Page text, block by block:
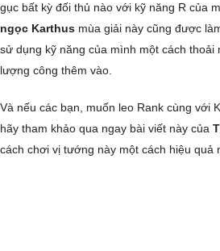
gục bất kỳ đối thủ nào với kỹ năng R của
ngọc Karthus mùa giải này cũng được
sử dụng kỹ năng của mình một cách
lượng công thêm vào.
Và nếu các bạn, muốn leo Rank cùng với
hãy tham khảo qua ngay bài viết này của
cách chơi vị tướng này một cách hiệu quả